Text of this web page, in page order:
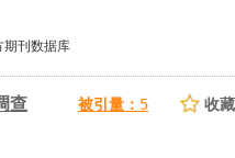
期刊数据库
查 被引量： 5
收藏